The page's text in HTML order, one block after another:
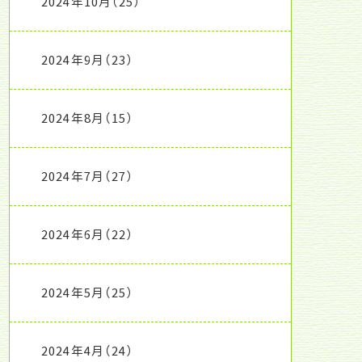
2024年9月 （23）
2024年8月 （15）
2024年7月 （27）
2024年6月 （22）
2024年5月 （25）
2024年4月 （24）